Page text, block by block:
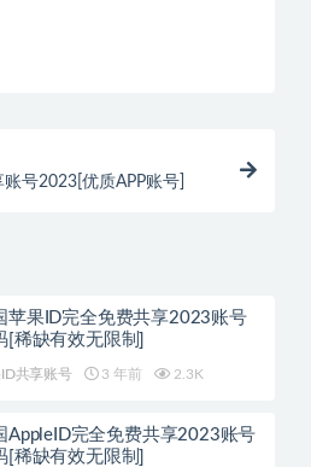
号2023[优质APP账号]
苹果ID完全免费共享2023账号
[稀缺有效无限制]
共享账号 3 年前 2.3K
AppleID完全免费共享2023账号
[稀缺有效无限制]